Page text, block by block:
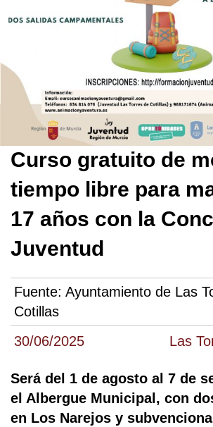
30/06/2025 Las
Curso gratuito de
tiempo libre para
17 años con la
Juventud
Fuente: Ayuntamiento de Las
Cotillas
Será del 1 de agosto al 7 de
el Albergue Municipal, con
en Los Narejos y